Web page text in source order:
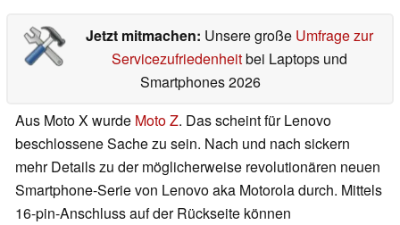
Jetzt mitmachen: Unsere große Umfrage zur
Servicezufriedenheitbei Laptops und
Smartphones 2026
Aus Moto X wurde Moto Z. Das scheint für Lenovo
beschlossene Sache zu sein. Nach und nach sickern
mehr Details zu der möglicherweise revolutionären neuen
Smartphone-Serie von Lenovo aka Motorola durch. Mittels
16-pin-Anschluss auf der Rückseite können